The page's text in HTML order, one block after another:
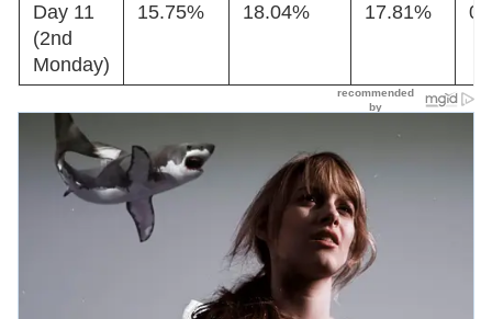
Day 11
(2nd
Monday)
15.75% 18.04% 17.81%